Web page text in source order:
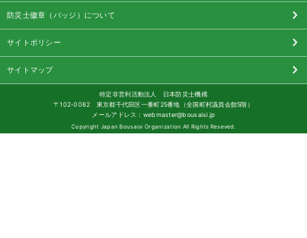
防災士徽章（バッジ）について
サイトポリシー
サイトマップ
特定非営利活動法人 日本防災士機構
〒102-0082 東京都千代田区一番町25番地（全国町村議員会館5階）
メールアドレス：webmaster@bousaisi.jp
Copyright Japan Bousaisi Organization All Rights Reseved.